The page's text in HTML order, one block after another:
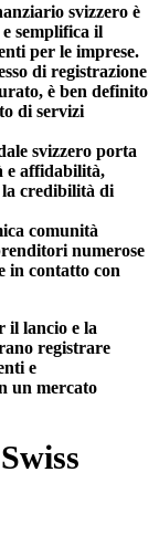
svizzero è
semplifica il
per le imprese.
di registrazione
è ben definito
di servizi
svizzero porta
e affidabilità,
credibilità di
comunità
numerose
in contatto con
il lancio e la
registrare
e
un mercato